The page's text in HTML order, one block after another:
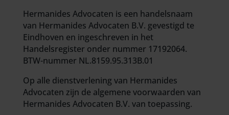
Hermanides Advocaten is een handelsnaam
van Hermanides Advocaten B.V. gevestigd te
Eindhoven en ingeschreven in het
Handelsregister onder nummer 17192064.
BTW-nummer NL.8159.95.313B.01
Op alle dienstverlening van Hermanides
Advocaten zijn de algemene voorwaarden van
Hermanides Advocaten B.V. van toepassing.